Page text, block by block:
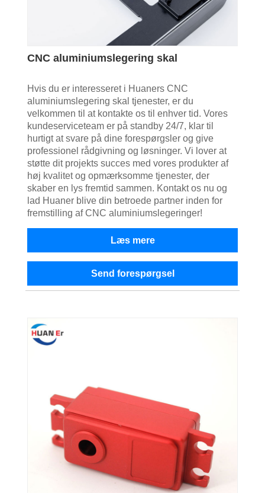
CNC aluminiumslegering skal
Hvis du er interesseret i Huaners CNC
aluminiumslegering skal tjenester, er du
velkommen til at kontakte os til enhver tid. Vores
kundeserviceteam er på standby 24/7, klar til
hurtigt at svare på dine forespørgsler og give
professionel rådgivning og løsninger. Vi lover at
støtte dit projekts succes med vores produkter af
høj kvalitet og opmærksomme tjenester, der
skaber en lys fremtid sammen. Kontakt os nu og
lad Huaner blive din betroede partner inden for
fremstilling af CNC aluminiumslegeringer!
Læs mere
Send forespørgsel